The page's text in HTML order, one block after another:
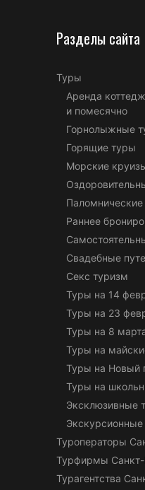
Разделы сайта
Туры
Аренда
и помесячно
Горнолыжные
Горящие туры
Морские
Раннее
Свадебные
Секс туризм
Туры на 14
Туры на 23
Туры на 8
Туры на
Туры на Новый
Туры на
Эксклюзивные
Туроператоры
Турфирмы Санкт-
Турагентства